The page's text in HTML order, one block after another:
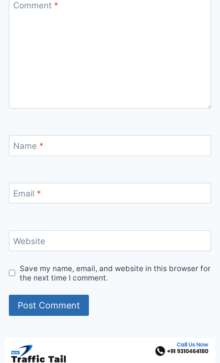
Comment *
Name *
Email *
Website
Save my name, email, and website in this browser for
the next time I comment.